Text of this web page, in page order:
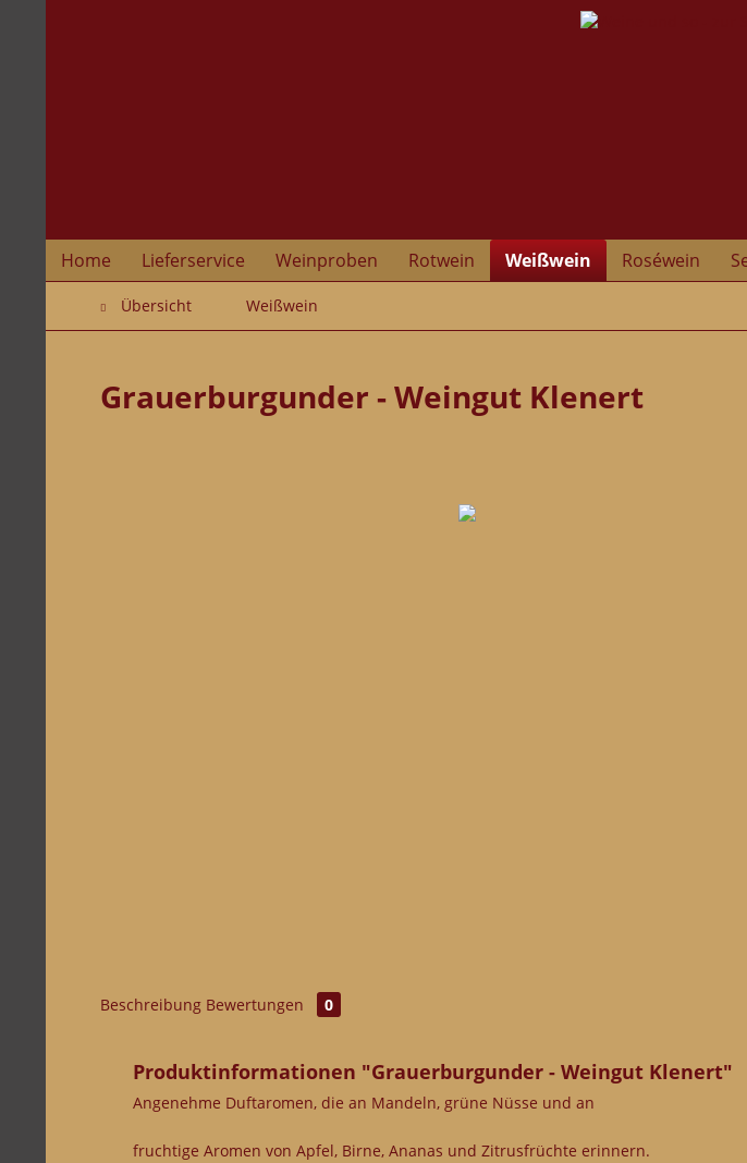
Home Lieferservice Weinproben Rotwein Weißwein Roséwein
Übersicht Weißwein
Grauerburgunder - Weingut Klenert
Beschreibung Bewertungen 0
Produktinformationen "Grauerburgunder - Weingut Klenert"
Angenehme Duftaromen, die an Mandeln, grüne Nüsse und an
fruchtige Aromen von Apfel, Birne, Ananas und Zitrusfrüchte erinnern.